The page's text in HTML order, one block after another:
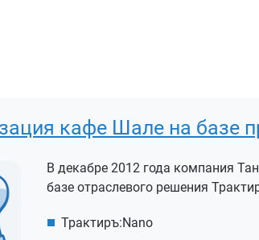
кафе Шале на базе
В декабре 2012 года компания
базе отраслевого решения
Трактиръ:Nano